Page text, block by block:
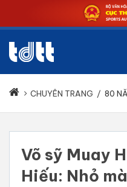
CHUYÊN TRANG / 80
Võ sỹ Muay
Hiếu: Nhỏ